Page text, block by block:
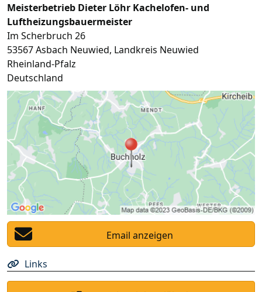
Meisterbetrieb Dieter Löhr Kachelofen- und
Luftheizungsbauermeister
Im Scherbruch 26
53567Asbach Neuwied, Landkreis Neuwied
Rheinland-Pfalz
Deutschland
Email anzeigen
Links